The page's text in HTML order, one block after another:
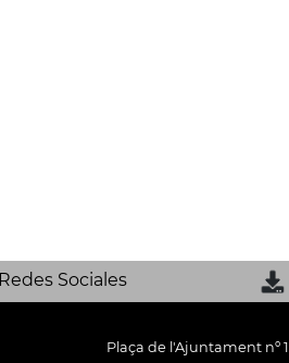
Redes Sociales
Plaça de l'Ajuntament nº 1